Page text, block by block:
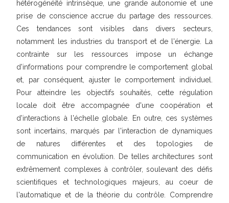
hétérogénéité intrinsèque, une grande autonomie et une
prise de conscience accrue du partage des ressources.
Ces tendances sont visibles dans divers secteurs,
notamment les industries du transport et de l'énergie. La
contrainte sur les ressources impose un échange
d'informations pour comprendre le comportement global
et, par conséquent, ajuster le comportement individuel.
Pour atteindre les objectifs souhaités, cette régulation
locale doit être accompagnée d'une coopération et
d'interactions à l'échelle globale. En outre, ces systèmes
sont incertains, marqués par l'interaction de dynamiques
de natures différentes et des topologies de
communication en évolution. De telles architectures sont
extrêmement complexes à contrôler, soulevant des défis
scientifiques et technologiques majeurs, au coeur de
l'automatique et de la théorie du contrôle. Comprendre